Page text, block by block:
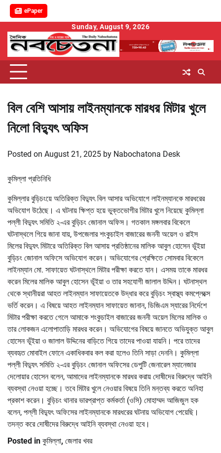
ePaper
content
Sunday, August 9, 2026
বিল বেশি আসায় লাইনম্যানকে মারধর মিটার খুলে
নিলো বিদ্যুৎ অফিস
Posted on August 21, 2025 by Nabochatona Desk
কুমিল্লা প্রতিনিধি
কুমিল্লার বুড়িচংয়ে অতিরিক্ত বিদ্যুৎ বিল আসার অভিযোগে লাইনম্যানকে মারধরের
অভিযোগ উঠেছে। এ ঘটনায় ক্ষিপ্ত হয়ে ভুক্তভোগীর মিটার খুলে নিয়েছে কুমিল্লা
পল্লী বিদ্যুৎ সমিতি ২-এর বুড়িচং জোনাল অফিস। গতকাল মঙ্গলবার বিকেলে
ঘটনাস্থলে গিয়ে জানা যায়, উপজেলার শংকুচাইল বাজারের জননী অয়েল ও রাইস
মিলের বিদ্যুৎ মিটারে অতিরিক্ত বিল আসায় প্রতিষ্ঠানের মালিক আবুল হোসেন ভূঁইয়া
বুড়িচং জোনাল অফিসে অভিযোগ করেন। অভিযোগের প্রেক্ষিতে সোমবার বিকেলে
লাইনম্যান মো. সাফায়েত ঘটনাস্থলে মিটার পরীক্ষা করতে যান। এসময় তাকে মারধর
করেন মিলের মালিক আবুল হোসেন ভূঁইয়া ও তার সহযোগী জালাল উদ্দিন। ঘটনাস্থল
থেকে স্থানীয়রা আহত লাইনম্যান সাফায়েতকে উদ্ধার করে বুড়িচং স্বাস্থ্য কমপ্লেক্সে
ভর্তি করেন। এ বিষয়ে আহত লাইনম্যান সাফায়েত জানান, ডিজিএম স্যারের নির্দেশে
মিটার পরীক্ষা করতে গেলে আমাকে শংকুচাইল বাজারের জননী অয়েল মিলের মালিক ও
তার লোকজন এলোপাতাড়ি মারধর করেন। অভিযোগের বিষয়ে জানতে অভিযুক্ত আবুল
হোসেন ভূঁইয়া ও জালাল উদ্দিনের বাড়িতে গিয়ে তাদের পাওয়া যায়নি। পরে তাদের
ব্যবহৃত মোবাইল ফোনে একাধিকবার কল করা হলেও তিনি সাড়া দেননি। কুমিল্লা
পল্লী বিদ্যুৎ সমিতি ২-এর বুড়িচং জোনাল অফিসের ডেপুটি জেনারেল ম্যানেজার
দেলোয়ার হোসেন বলেন, আমাদের লাইনম্যানকে মারধর করায় দোষীদের বিরুদ্ধে আইনি
ব্যবস্থা নেওয়া হচ্ছে। তবে মিটার খুলে নেওয়ার বিষয়ে তিনি মন্তব্য করতে অনিহা
প্রকাশ করেন। বুড়িচং থানার ভারপ্রাপ্ত কর্মকর্তা (ওসি) মোহাম্মদ আজিজুল হক
বলেন, পল্লী বিদ্যুৎ অফিসের লাইনম্যানকে মারধরের ঘটনায় অভিযোগ পেয়েছি।
তদন্ত করে দোষীদের বিরুদ্ধে আইনি ব্যবস্থা নেওয়া হবে।
Posted in কুমিল্লা, জেলার খবর